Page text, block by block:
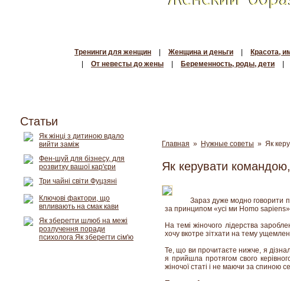
Тренинги для женщин Женщина и деньги Красота,
От невесты до жены Беременность, роды, дети
Главная » Нужные советы » Як
Як керувати
Зараз дуже модно говорити
за принципом «усі ми Homo
На темі жіночого лідерства
хочу вкотре зітхати на тему
Те, що ви прочитаєте нижче, я
я прийшла протягом свого
жіночої статі і не маючи за спиною
Статьи
Як жінці з дитиною вдало
вийти заміж
Фен-шуй для бізнесу, для
розвитку вашої кар'єри
Три чайні світи Фуцзяні
Ключові фактори, що
впливають на смак кави
Як зберегти шлюб на межі
розлучення поради
психолога Як зберегти сім'ю